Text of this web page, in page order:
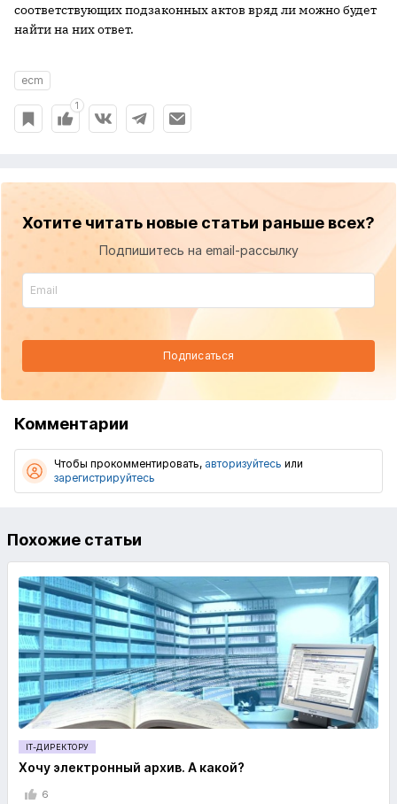
соответствующих подзаконных актов вряд ли можно будет
найти на них ответ.
ecm
1
Хотите читать новые статьи раньше всех?
Подпишитесь на email-рассылку
Подписаться
Комментарии
Чтобы прокомментировать, авторизуйтесь или
зарегистрируйтесь
Похожие статьи
IT-ДИРЕКТОРУ
Хочу электронный архив. А какой?
6